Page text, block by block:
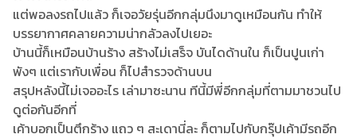
แต่พอลงรถไปแล้ว ก็เจอวัยรุ่นอีกกลุ่มนึงมาดูเหมือนกัน ทำให้
บรรยากาศคลายความน่ากลัวลงไปเยอะ
บ้านนี้ก็เหมือนบ้านร้าง สร้างไม่เสร็จ บันไดด้านใน ก็เป็นปูนเก่า
พังๆ แต่เรากับเพื่อน ก็ไปสำรวจด้านบน
สรุปหลังนี้ไม่เจออะไร เล่ามาซะนาน ทีนี้มีพี่อีกกลุ่มที่ตามมาชวนไป
ดูต่อกันอีกที่
เค้าบอกเป็นตึกร้าง แถว ๆ สะเดานี่ละ ก็ตามไปกับกรุ๊ปเค้ามีรถอีก